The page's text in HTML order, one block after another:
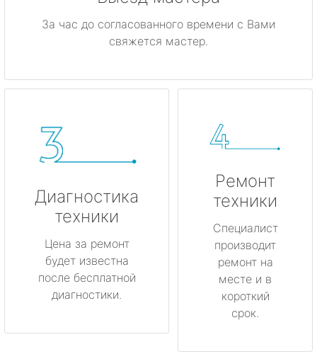
За час до согласованного времени с Вами
свяжется мастер.
Диагностика
техники
Цена за ремонт
будет известна
после бесплатной
диагностики.
Ремонт
техники
Специалист
производит
ремонт на
месте и в
короткий
срок.